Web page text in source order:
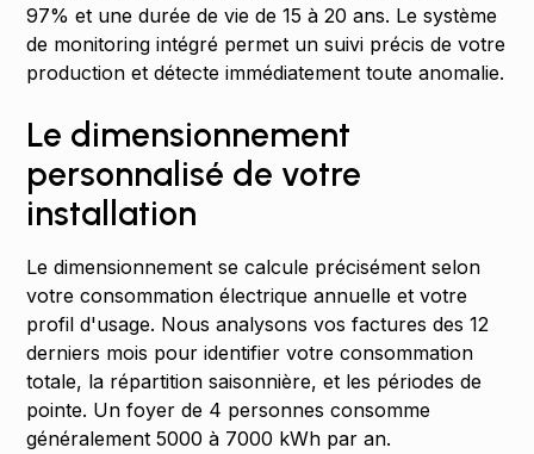
97% et une durée de vie de 15 à 20 ans. Le système
de monitoring intégré permet un suivi précis de votre
production et détecte immédiatement toute anomalie.
Le dimensionnement
personnalisé de votre
installation
Le dimensionnement se calcule précisément selon
votre consommation électrique annuelle et votre
profil d'usage. Nous analysons vos factures des 12
derniers mois pour identifier votre consommation
totale, la répartition saisonnière, et les périodes de
pointe. Un foyer de 4 personnes consomme
généralement 5000 à 7000 kWh par an.